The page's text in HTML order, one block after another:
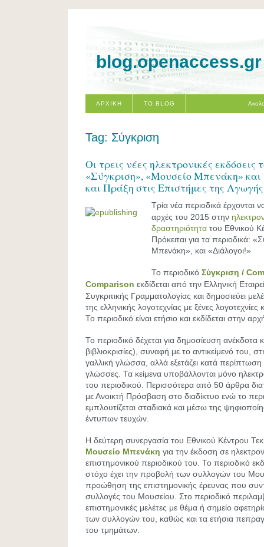
blog.openaccess.gr
ΑΡΧΙΚΗ ΤΟ BLOG
Tag: Σύγκριση
Οι τρεις νέες ηλεκτρονικές εκδόσεις
«Σύγκριση», «Μουσείο Μπενάκη»
και Πράξη στις Επιστήμες της
Τρία νέα περιοδικά έρχονται
αρχές του 2015 στην
δραστηριότητα του Εθνικού
Πρόκειται για τα περιοδικά:
Μπενάκη», και «Διάλογοι!»
Το περιοδικό Σύγκριση /
Comparison εκδίδεται από την Ελληνική
Συγκριτικής Γραμματολογίας και δημοσιεύει
της ελληνικής λογοτεχνίας με ξένες λογοτεχνίες
Το περιοδικό είναι ετήσιο και εκδίδεται στην
Το περιοδικό δέχεται για δημοσίευση ανέκδοτα
βιβλιοκρισίες), συναφή με το αντικείμενό του,
γαλλική γλώσσα, αλλά εξετάζει κατά
γλώσσες. Τα κείμενα υποβάλλονται μόνο
του περιοδικού. Περισσότερα από 50 άρθρα
με Ανοικτή Πρόσβαση στο διαδίκτυο ενώ το
εμπλουτίζεται σταδιακά και μέσω της
έντυπων τευχών.
Η δεύτερη συνεργασία του Εθνικού Κέντρου
Μουσείο Μπενάκη για την έκδοση σε
επιστημονικού περιοδικού του. Το περιοδικό
στόχο έχει την προβολή των συλλογών του
προώθηση της επιστημονικής έρευνας που
συλλογές του Μουσείου. Στο περιοδικό
επιστημονικές μελέτες με θέμα ή σημείο
των συλλογών του, καθώς και τα ετήσια
του τμημάτων.